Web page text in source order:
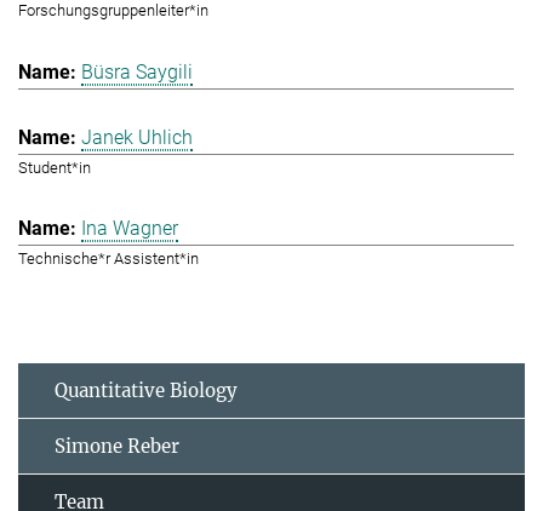
Forschungsgruppenleiter*in
Büsra Saygili
Janek Uhlich
Student*in
Ina Wagner
Technische*r Assistent*in
Quantitative Biology
Simone Reber
Team